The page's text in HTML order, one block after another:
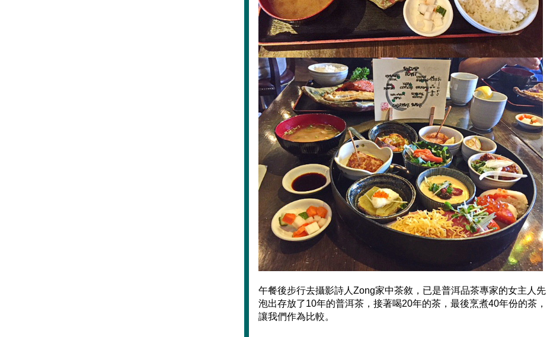
午餐後步行去攝影詩人Zong家中茶敘，已是普洱品茶專家的女主人先
泡出存放了10年的普洱茶，接著喝20年的茶，最後烹煮40年份的茶，
讓我們作為比較。